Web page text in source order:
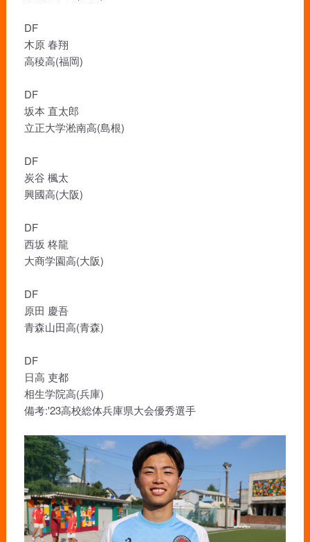
DF
木原 春翔
高稜高(福岡)
DF
坂本 直太郎
立正大学淞南高(島根)
DF
炭谷 楓太
興國高(大阪)
DF
西坂 柊龍
大商学園高(大阪)
DF
原田 慶吾
青森山田高(青森)
DF
日高 吏都
相生学院高(兵庫)
備考:'23高校総体兵庫県大会優秀選手